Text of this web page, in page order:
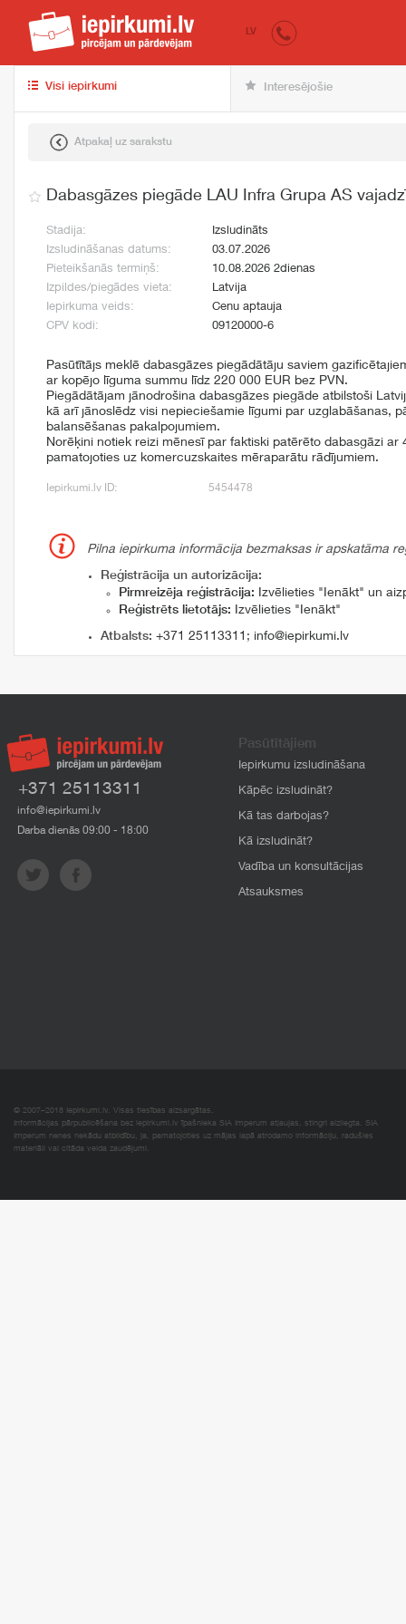
iepirkumi.lv
LV
Visi iepirkumi Interesējošie
Atpakaļ uz sarakstu
Dabasgāzes piegāde LAU Infra Grupa AS
Stadija:
Izsludināts
Izsludināšanas datums:
03.07.2026
Pieteikšanās termiņš:
10.08.2026 2dienas
Izpildes/piegādes vieta:
Latvija
Iepirkuma veids:
Cenu aptauja
CPV kodi:
09120000-6
Pasūtītājs meklē dabasgāzes piegādātāju saviem
ar kopējo līguma summu līdz 220 000 EUR bez PVN.
Piegādātājam jānodrošina dabasgāzes piegāde atbilstoši
kā arī jānoslēdz visi nepieciešamie līgumi par uzglabāšanas,
balansēšanas pakalpojumiem.
Norēķini notiek reizi mēnesī par faktiski patērēto dabasgāzi ar
pamatojoties uz komercuzskaites mēraparātu rādījumiem.
Iepirkumi.lv ID: 5454478
Pilna iepirkuma informācija bezmaksas ir apskatāma
Reģistrācija un autorizācija:
Pirmreizēja reģistrācija: Izvēlieties "Ienākt" un
Reģistrēts lietotājs: Izvēlieties "Ienākt"
Atbalsts: +371 25113311 ; info@iepirkumi.lv
+371 25113311
info@iepirkumi.lv
Darba dienās 09:00 - 18:00
Pasūtītājiem
Iepirkumu izsludināšana
Kāpēc izsludināt?
Kā tas darbojas?
Kā izsludināt?
Vadība un konsultācijas
Atsauksmes
© 2007–2018 Iepirkumi.lv. Visas tiesības aizsargātas.
Informācijas pārpublicēšana bez iepirkumi.lv īpašnieka SIA Imperum atļaujas, stingri aizliegta. SIA
Imperum nenes nekādu atbildību, ja, pamatojoties uz mājas lapā atrodamo informāciju, radušies
materiāli vai citāda veida zaudējumi.